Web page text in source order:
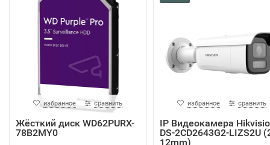
избранное сравнить
Жёсткий диск WD62PURX-
78B2MY0
избранное сравнить
IP Видеокамера
DS-2CD2643G2-LIZS2U
12mm)